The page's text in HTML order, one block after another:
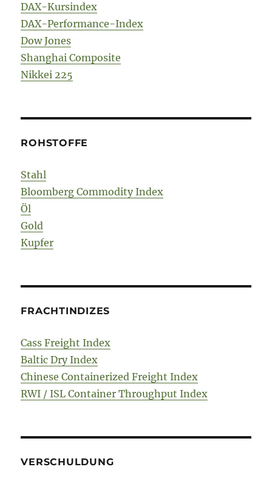
DAX-Kursindex
DAX-Performance-Index
Dow Jones
Shanghai Composite
Nikkei 225
ROHSTOFFE
Stahl
Bloomberg Commodity Index
Öl
Gold
Kupfer
FRACHTINDIZES
Cass Freight Index
Baltic Dry Index
Chinese Containerized Freight Index
RWI / ISL Container Throughput Index
VERSCHULDUNG